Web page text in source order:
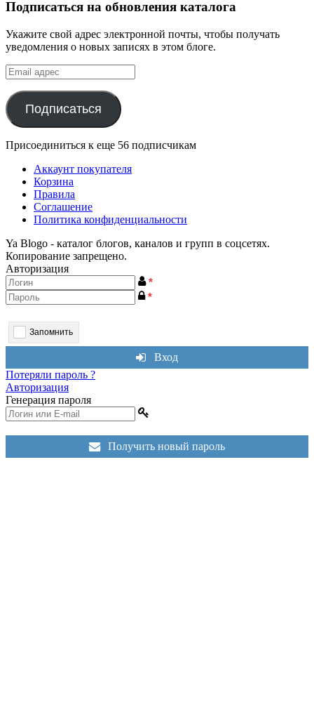
Подписаться на обновления каталога
Укажите свой адрес электронной почты, чтобы получать
уведомления о новых записях в этом блоге.
Email
адрес
Подписаться
Присоединиться к еще 56 подписчикам
Аккаунт покупателя
Корзина
Правила
Соглашение
Политика конфиденциальности
Ya Blogo - каталог блогов, каналов и групп в соцсетях.
Копирование запрещено.
Авторизация
*
*
Запомнить
Вход
Потеряли пароль ?
Авторизация
Генерация пароля
Получить новый пароль